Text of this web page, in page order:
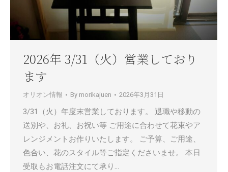
2026年 3/31（火）営業しており
ます
オリオン情報 By morikajuen 2026年3月31日
3/31（火）年度末営業しております。 退職や移動の
送別や、お礼、お祝い等 ご用途に合わせて花束やア
レンジメントお作りいたします。 ご予算、ご用途、
色合い、花のスタイル等ご指定くださいませ。 本日
受取もお電話注文にて承り…